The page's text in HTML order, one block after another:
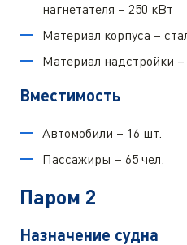
нагнетателя – 250 кВт
Материал корпуса –
Материал надстройки
Вместимость
Автомобили – 16 шт.
Пассажиры – 65 чел.
Паром 2
Назначение судна